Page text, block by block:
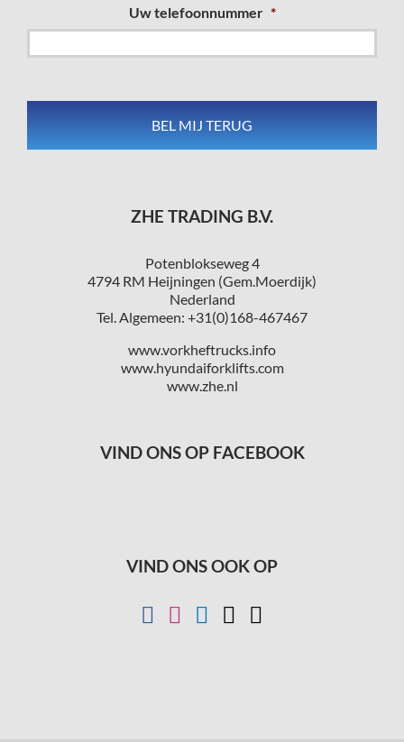
Uw telefoonnummer *
ZHE TRADING B.V.
Potenblokseweg 4
4794 RM Heijningen (Gem.Moerdijk)
Nederland
Tel. Algemeen: +31(0)168-467467
www.vorkheftrucks.info
www.hyundaiforklifts.com
www.zhe.nl
VIND ONS OP FACEBOOK
VIND ONS OOK OP